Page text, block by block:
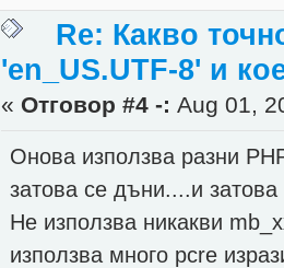
Re: Какво
'en_US.UTF-8' и
« Отговор #4 -: Aug 01,
Онова използва разни
затова се дъни....и
Не използва никакви
използва много pcre